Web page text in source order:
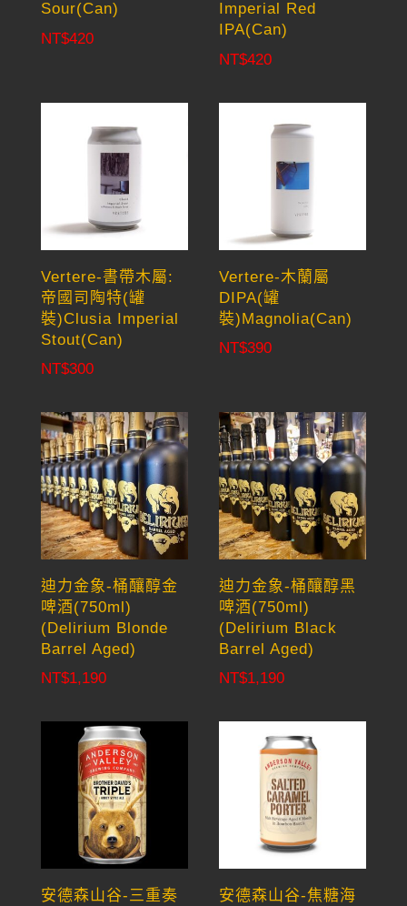
Sour(Can)
NT$420
Imperial Red
IPA(Can)
NT$420
Vertere-書帶木屬:
帝國司陶特(罐
裝)Clusia Imperial
Stout(Can)
NT$300
Vertere-木蘭屬
DIPA(罐
裝)Magnolia(Can)
NT$390
迪力金象-桶釀醇金
啤酒(750ml)
(Delirium Blonde
Barrel Aged)
NT$1,190
迪力金象-桶釀醇黑
啤酒(750ml)
(Delirium Black
Barrel Aged)
NT$1,190
安德森山谷-三重奏
安德森山谷-焦糖海